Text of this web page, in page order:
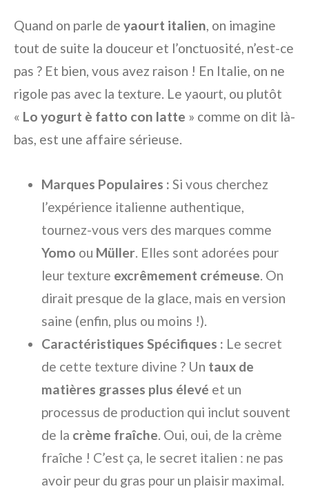
Quand on parle de yaourt italien , on imagine
tout de suite la douceur et l’onctuosité, n’est-ce
pas ? Et bien, vous avez raison ! En Italie, on ne
rigole pas avec la texture. Le yaourt, ou plutôt
« Lo yogurt è fatto con latte » comme on dit là-
bas, est une affaire sérieuse.
Marques Populaires : Si vous cherchez
l’expérience italienne authentique,
tournez-vous vers des marques comme
Yomo ou Müller . Elles sont adorées pour
leur texture excrêmement crémeuse . On
dirait presque de la glace, mais en version
saine (enfin, plus ou moins !).
Caractéristiques Spécifiques : Le secret
de cette texture divine ? Un taux de
matières grasses plus élevé et un
processus de production qui inclut souvent
de la crème fraîche . Oui, oui, de la crème
fraîche ! C’est ça, le secret italien : ne pas
avoir peur du gras pour un plaisir maximal.